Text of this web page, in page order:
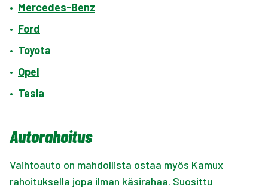
• Mercedes-Benz
• Ford
• Toyota
• Opel
• Tesla
Autorahoitus
Vaihtoauto on mahdollista ostaa myös Kamux
rahoituksella jopa ilman käsirahaa. Suosittu